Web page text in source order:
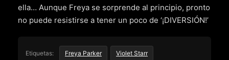
ella… Aunque Freya se sorprende al principio, pronto
no puede resistirse a tener un poco de ‘¡DIVERSIÓN!’
Etiquetas: Freya Parker Violet Starr